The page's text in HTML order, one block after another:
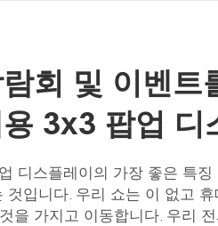
회 및 이벤트
3x3 팝업 디
디스플레이의 가장 좋은 특
것입니다. 우리 쇼는 이 없고
을 가지고 이동합니다. 우리